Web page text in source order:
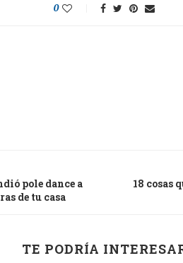
0
pole dance a
de tu casa
18 cosas
TE PODRÍA